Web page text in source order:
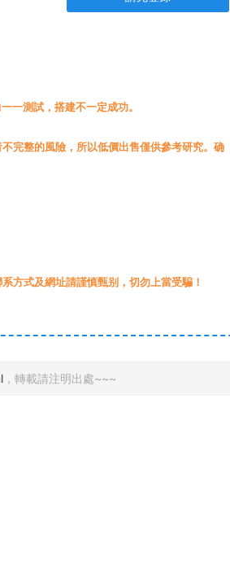
一測試，搭建不一定成功。
完整的風險，所以低價出售僅供參考研究。确
方式及網址請謹慎甄别，切勿上當受騙！
，轉載請注明出處~~~